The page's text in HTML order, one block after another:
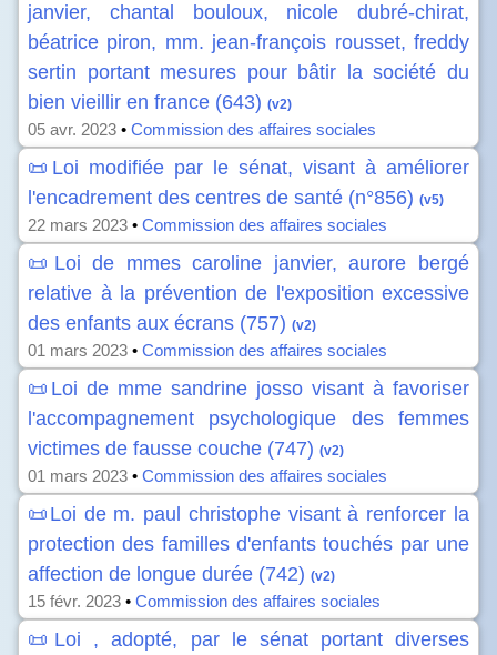
janvier, chantal bouloux, nicole dubré-chirat,
béatrice piron, mm. jean-françois rousset, freddy
sertin portant mesures pour bâtir la société du
bien vieillir en france (643) (v2)
05 avr. 2023 • Commission des affaires sociales
📜Loi modifiée par le sénat, visant à améliorer
l'encadrement des centres de santé (n°856) (v5)
22 mars 2023 • Commission des affaires sociales
📜Loi de mmes caroline janvier, aurore bergé
relative à la prévention de l'exposition excessive
des enfants aux écrans (757) (v2)
01 mars 2023 • Commission des affaires sociales
📜Loi de mme sandrine josso visant à favoriser
l'accompagnement psychologique des femmes
victimes de fausse couche (747) (v2)
01 mars 2023 • Commission des affaires sociales
📜Loi de m. paul christophe visant à renforcer la
protection des familles d'enfants touchés par une
affection de longue durée (742) (v2)
15 févr. 2023 • Commission des affaires sociales
📜Loi , adopté, par le sénat portant diverses